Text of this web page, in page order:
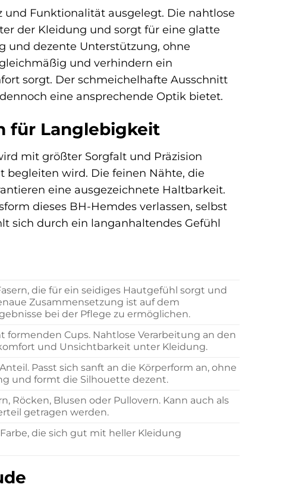
und Funktionalität ausgelegt. Die nahtlose
der Kleidung und sorgt für eine glatte
und dezente Unterstützung, ohne
und verhindern ein
sorgt. Der schmeichelhafte Ausschnitt
eine ansprechende Optik bietet.
für Langlebigkeit
mit größter Sorgfalt und Präzision
begleiten wird. Die feinen Nähte, die
eine ausgezeichnete Haltbarkeit.
dieses BH-Hemdes verlassen, selbst
sich durch ein langanhaltendes Gefühl
die für ein seidiges Hautgefühl sorgt und
Zusammensetzung ist auf dem
bei der Pflege zu ermöglichen.
Cups. Nahtlose Verarbeitung an den
und Unsichtbarkeit unter Kleidung.
Passt sich sanft an die Körperform an, ohne
und formt die Silhouette dezent.
Röcken, Blusen oder Pullovern. Kann auch als
getragen werden.
die sich gut mit heller Kleidung